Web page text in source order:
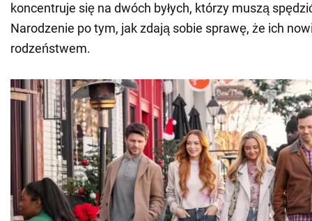
koncentruje się na dwóch byłych, którzy muszą
Narodzenie po tym, jak zdają sobie sprawę, że ich
rodzeństwem.